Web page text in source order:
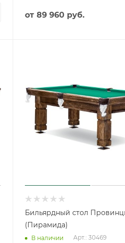
от 89 960 руб.
Бильярдный стол
(Пирамида)
В наличии Арт.: 30469